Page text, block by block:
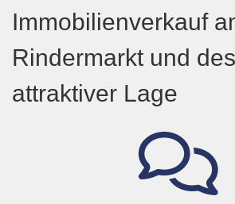
Immobilienverkauf
Rindermarkt und
attraktiver Lage